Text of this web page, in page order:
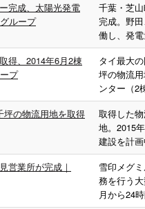
完成、太陽光発電
ループ
千葉・芝
完成。野
働し、発電
得、2014年6月2棟
プ
タイ最大
坪の物流
ンター（2
坪の物流用地を取得
取得した
地。2015
建設を計画
営業所が完成｜
雪印メグ
務を行う
月から24